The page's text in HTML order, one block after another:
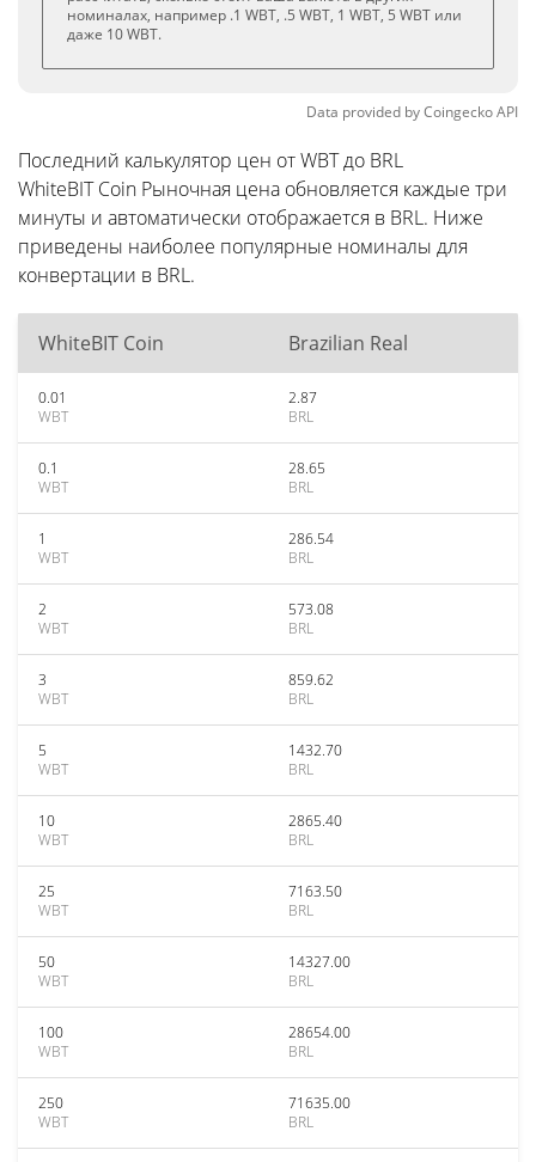
номиналах, например .1 WBT, .5 WBT, 1 WBT, 5 WBT или
даже 10 WBT.
Data provided byCoingeckoAPI
Последний калькулятор цен от WBT до BRL
WhiteBIT Coin Рыночная цена обновляется каждые три
минуты и автоматически отображается в BRL. Ниже
приведены наиболее популярные номиналы для
конвертации в BRL.
WhiteBIT Coin Brazilian Real
0.01
WBT
2.87
BRL
0.1
WBT
28.65
BRL
1
WBT
286.54
BRL
2
WBT
573.08
BRL
3
WBT
859.62
BRL
5
WBT
1432.70
BRL
10
WBT
2865.40
BRL
25
WBT
7163.50
BRL
50
WBT
14327.00
BRL
100
WBT
28654.00
BRL
250
WBT
71635.00
BRL